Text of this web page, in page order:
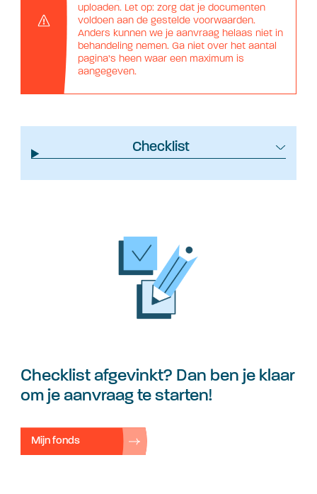
uploaden. Let op: zorg dat je documenten
voldoen aan de gestelde voorwaarden.
Anders kunnen we je aanvraag helaas niet in
behandeling nemen. Ga niet over het aantal
pagina’s heen waar een maximum is
aangegeven.
Checklist
Checklist afgevinkt? Dan ben je klaar
om je aanvraag te starten!
Mijn fonds